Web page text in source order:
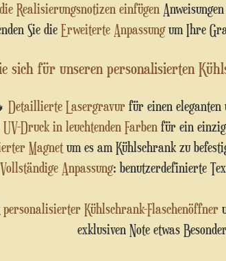
Realisierungsnotizen einfügen
Sie die Erweiterte Anpassungum Ihre
sich für unseren personalisierten
Detaillierte Lasergravur für einen
UV-Druck in leuchtenden Farbenfür ein
Magnetum es am Kühlschrank zu
Vollständige Anpassung: benutzerdefinierte
personalisierter Kühlschrank-Flaschenöffner
exklusiven Note etwas